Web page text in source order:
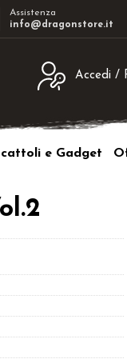
Assistenza
info@dragonstore.it
Accedi /
sito clicca
e Gadget